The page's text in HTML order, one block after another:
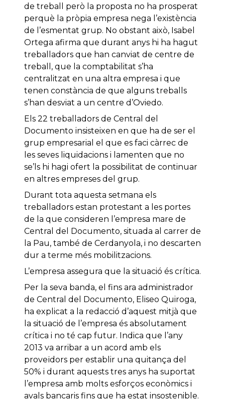
de treball però la proposta no ha prosperat
perquè la pròpia empresa nega l’existència
de l’esmentat grup. No obstant això, Isabel
Ortega afirma que durant anys hi ha hagut
treballadors que han canviat de centre de
treball, que la comptabilitat s’ha
centralitzat en una altra empresa i que
tenen constància de que alguns treballs
s’han desviat a un centre d’Oviedo.
Els 22 treballadors de Central del
Documento insisteixen en que ha de ser el
grup empresarial el que es faci càrrec de
les seves liquidacions i lamenten que no
se’ls hi hagi ofert la possibilitat de continuar
en altres empreses del grup.
Durant tota aquesta setmana els
treballadors estan protestant a les portes
de la que consideren l’empresa mare de
Central del Documento, situada al carrer de
la Pau, també de Cerdanyola, i no descarten
dur a terme més mobilitzacions.
L’empresa assegura que la situació és crítica.
Per la seva banda, el fins ara administrador
de Central del Documento, Eliseo Quiroga,
ha explicat a la redacció d’aquest mitjà que
la situació de l’empresa és absolutament
crítica i no té cap futur. Indica que l’any
2013 va arribar a un acord amb els
proveïdors per establir una quitança del
50% i durant aquests tres anys ha suportat
l’empresa amb molts esforços econòmics i
avals bancaris fins que ha estat insostenible.